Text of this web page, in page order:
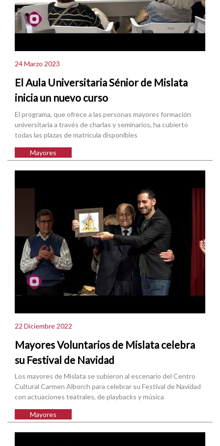
24 Marzo 2023
El Aula Universitaria Sénior de Mislata
inicia un nuevo curso
El programa, que ofrece a las personas mayores formación
universitaria a través de charlas y seminarios, ha cubierto
todas las plazas de matrícula disponibles
Mayores
22 Diciembre 2022
Mayores Voluntarios de Mislata celebra
su Festival de Navidad
Los mayores de Mislata se subieron al escenario del Centro
Cultural Carmen Alborch para celebrar su Festival de Navidad
con actuaciones teatrales, de playbacks y música
Mayores